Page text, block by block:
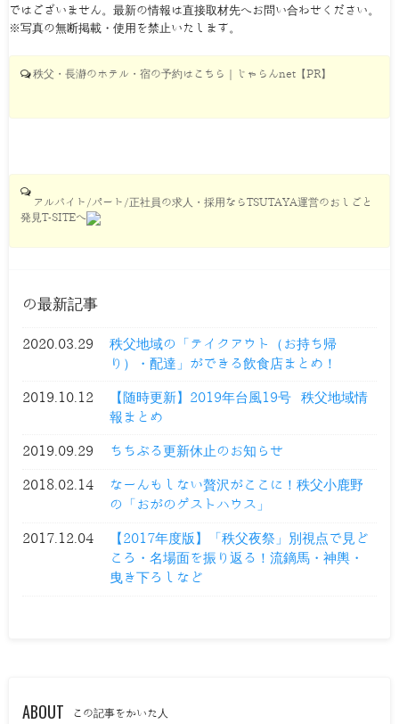
ではございません。最新の情報は直接取材先へお問い合わせください。
※写真の無断掲載・使用を禁止いたします。
秩父・長瀞のホテル・宿の予約はこちら｜じゃらんnet【PR】
アルバイト/パート/正社員の求人・採用ならTSUTAYA運営のおしごと
発見T-SITEへ
の最新記事
2020.03.29
秩父地域の「テイクアウト（お持ち帰
り）・配達」ができる飲食店まとめ！
2019.10.12
【随時更新】2019年台風19号 秩父地域情
報まとめ
2019.09.29 ちちぶる更新休止のお知らせ
2018.02.14
なーんもしない贅沢がここに！秩父小鹿野
の「おがのゲストハウス」
2017.12.04
【2017年度版】「秩父夜祭」別視点で見ど
ころ・名場面を振り返る！流鏑馬・神輿・
曳き下ろしなど
ABOUT この記事をかいた人